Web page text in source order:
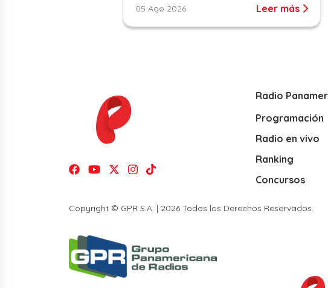
05 Ago 2026 Leer más
Radio
Programación
Radio en vivo
Ranking
Concursos
Copyright © GPR S.A. | 2026 Todos los Derechos Reservados.